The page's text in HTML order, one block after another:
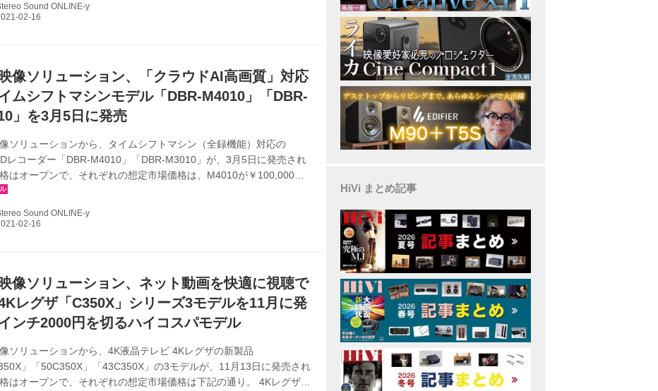
機「SD-BP900S」のDVD再生専用版、という製品となる。 液晶部分
Sound ONLINE-y
像ソリューション、「クラウドAI高画質」対応
ムシフトマシンモデル「DBR-M4010」「DBR-
」を3月5日に発売
ソリューションから、タイムシフトマシン（全録機能）対応の
レコーダー「DBR-M4010」「DBR-M3010」が、3月5日に発売され
はオープンで、それぞれの想定市場価格は、M4010が￥100,000前
は￥90,000前後となる。 HDD容量は、M4010は型番から分かる
110度CSデジタル×6基を搭載し、最大で7チャンネルの番組のタイム
Sound ONLINE-y
像ソリューション、ネット動画を快適に視聴で
レグザ「C350X」シリーズ3モデルを11月に発
ンチ2000円を切るハイコスパモデル
ソリューションから、4K液晶テレビ 4Kレグザの新製品
」「50C350X」「43C350X」の3モデルが、11月13日に発売され
はオープンで、それぞれの想定市場価格は下記の通り。 4Kレグザ
HiVi まとめ記事